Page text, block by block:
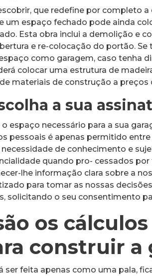
que redefine por completo a
um espaço fechado pode ainda
Esta obra inclui a demolição e
e re-colocação do portão.
como garagem, caso tenha
colocar uma estrutura de
materiais de construção a
a sua
espaço necessário para a sua
pessoais é apenas permitido
de conhecimento e
quando pro- cessados
lhe informação clara sobre a
para tomar as nossas
solicitando o seu consentimento
os
construir a
ser feita apenas como uma pala,